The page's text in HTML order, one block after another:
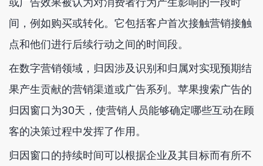
间，例如购买或转化。它包括客户首次接触营销接触
点和他们进行后续行动之间的时间段。
在数字营销领域，归因涉及识别和归属对实现预期结
果产生贡献的营销渠道或广告系列。苹果搜索广告的
归因窗口为30天，使营销人员能够确定哪些互动在顾
客的决策过程中发挥了作用。
归因窗口的持续时间可以根据企业及其目标而有所不